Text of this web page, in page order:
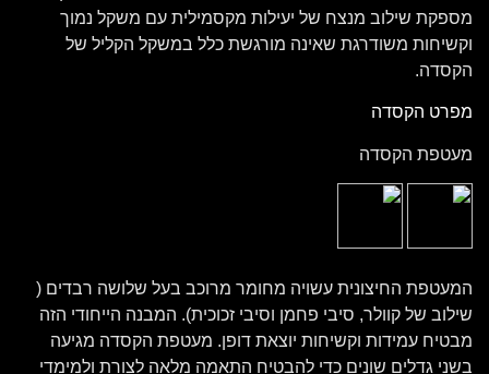
מספקת שילוב מנצח של יעילות מקסמילית עם משקל נמוך
וקשיחות משודרגת שאינה מורגשת כלל במשקל הקליל של
הקסדה.
מפרט הקסדה
מעטפת הקסדה
המעטפת החיצונית עשויה מחומר מרוכב בעל שלושה רבדים (
שילוב של קוולר, סיבי פחמן וסיבי זכוכית). המבנה הייחודי הזה
מבטיח עמידות וקשיחות יוצאת דופן. מעטפת הקסדה מגיעה
בשני גדלים שונים כדי להבטיח התאמה מלאה לצורת ולמימדי